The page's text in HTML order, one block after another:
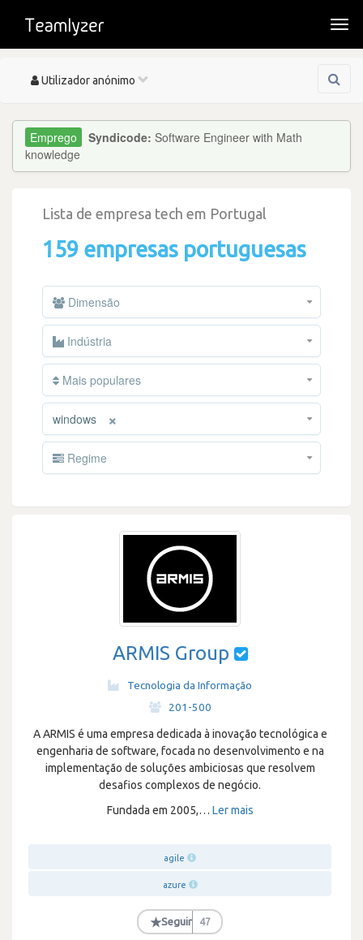
Toggle
Utilizador anónimo
Syndicode: Software Engineer with Math
knowledge
Lista de empresa tech em Portugal
159 empresas portuguesas
Dimensão
Indústria
Mais populares
×
windows
Regime
ARMIS Group
Tecnologia da Informação
201-500
A ARMIS é uma empresa dedicada à inovação tecnológica e
engenharia de software, focada no desenvolvimento e na
implementação de soluções ambiciosas que resolvem
desafios complexos de negócio.
Fundada em 2005,… Ler mais
agile
azure
★Seguir 47